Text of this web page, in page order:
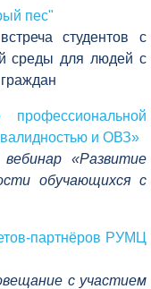
пес"
студентов с
среды для людей с
профессиональной
и ОВЗ»
«Развитие
обучающихся с
партнёров РУМЦ
с участием